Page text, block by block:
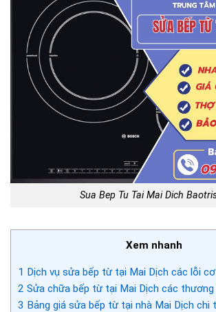
Sua Bep Tu Tai Mai Dich
Xem nhanh
1 Dịch vụ sửa bếp từ tại Mai Dịch các lỗi
2 Sửa chữa bếp từ tại Mai Dịch các thương
3 Bảng giá sửa bếp từ tại nhà Mai Dịch chi